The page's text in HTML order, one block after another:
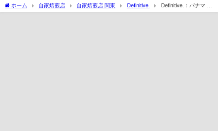
ホーム 自家焙煎店 自家焙煎店 関東 Definitive.
Definitive.：パナマ エ
スメラルダ エスメラルダ・オークション 2022 ES-W-1 レオン・カルナバル ウォッシ